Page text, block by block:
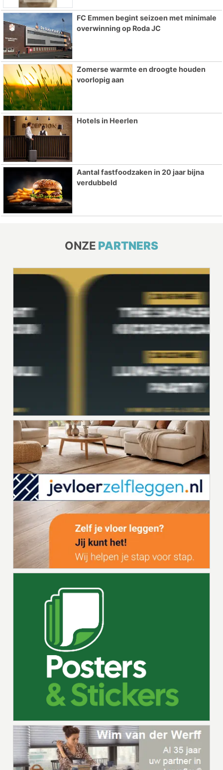
FC Emmen begint seizoen met minimale
overwinning op Roda JC
Zomerse warmte en droogte houden
voorlopig aan
Hotels in Heerlen
Aantal fastfoodzaken in 20 jaar bijna
verdubbeld
ONZE PARTNERS